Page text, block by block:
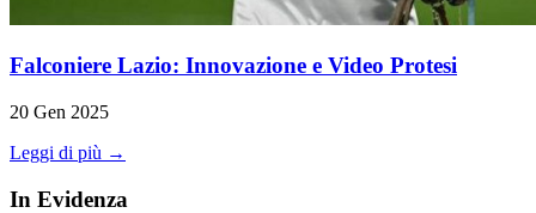
Falconiere Lazio: Innovazione e Video Protesi
20 Gen 2025
Leggi di più →
In Evidenza